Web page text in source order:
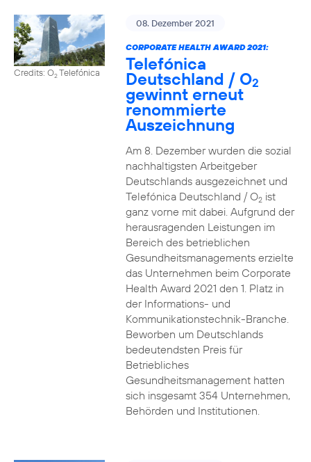
Credits: O2Telefónica
08. Dezember 2021
CORPORATE HEALTH AWARD 2021:
Telefónica
Deutschland / O2
gewinnt erneut
renommierte
Auszeichnung
Am 8. Dezember wurden die sozial
nachhaltigsten Arbeitgeber
Deutschlands ausgezeichnet und
Telefónica Deutschland / O2ist
ganz vorne mit dabei. Aufgrund der
herausragenden Leistungen im
Bereich des betrieblichen
Gesundheitsmanagements erzielte
das Unternehmen beim Corporate
Health Award 2021 den 1. Platz in
der Informations- und
Kommunikationstechnik-Branche.
Beworben um Deutschlands
bedeutendsten Preis für
Betriebliches
Gesundheitsmanagement hatten
sich insgesamt 354 Unternehmen,
Behörden und Institutionen.